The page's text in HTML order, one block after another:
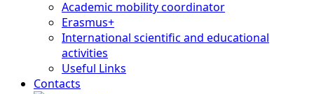
Academic mobility coordinator
Erasmus+
International scientific and educational
activities
Useful Links
Contacts